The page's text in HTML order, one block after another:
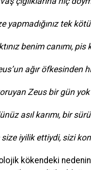
yapmadığınız tek
benim canımı, pis
ağır öfkesinden
Zeus bir gün
asıl karımı, bir sürü
iyilik ettiydi, sizi
kökendeki nedenin